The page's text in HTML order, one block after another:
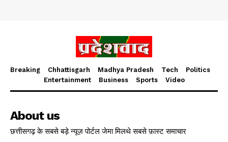
Breaking Chhattisgarh Madhya Pradesh Tech
Politics
Entertainment
Business Sports Video
About us
छत्तीसगढ़ के सबसे बड़े न्यूज़ पोर्टल जेमा मिलथे सबसे फ़ास्ट समाचार